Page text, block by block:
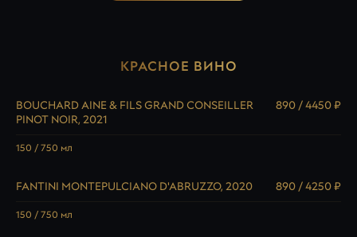
КРАСНОЕ ВИНО
BOUCHARD AINE & FILS GRAND CONSEILLER
PINOT NOIR, 2021
890 / 4450 ₽
150 / 750 мл
FANTINI MONTEPULCIANO D'ABRUZZO, 2020 890 / 4250 ₽
150 / 750 мл